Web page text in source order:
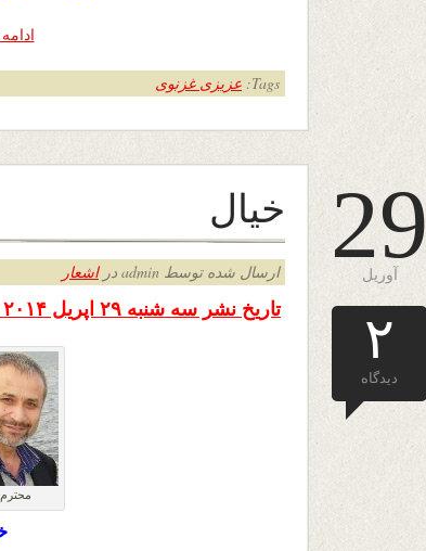
Tags: عزیزی غزنوی
29
آوریل
۲
دیدگاه
خیال
ارسال شده توسط admin در اشعار
تاریخ نشر سه شنبه ۲۹ اپریل ۲۰۱۴ هالند